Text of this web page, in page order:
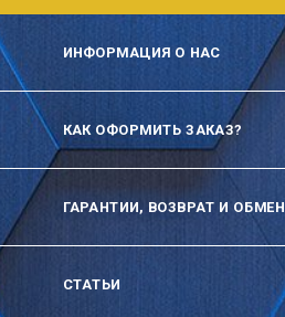
ИНФОРМАЦИЯ О НАС
КАК ОФОРМИТЬ ЗАКАЗ?
ГАРАНТИИ, ВОЗВРАТ И ОБМЕН
СТАТЬИ